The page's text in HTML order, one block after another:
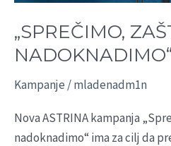
„SPREČIMO,
Kampanje /mladenadm1n
Nova ASTRINA kampanja
nadoknadimo“ ima za cilj da